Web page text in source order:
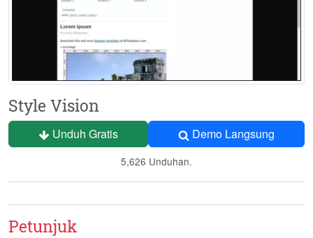
Style Vision
Unduh Gratis Demo Langsung
5,626 Unduhan.
Petunjuk